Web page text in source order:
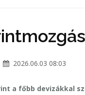
2026.06.03 08:03
a főbb devizákkal